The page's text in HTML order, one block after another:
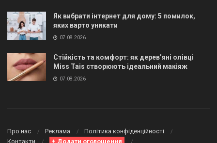
Як вибрати інтернет для дому: 5 помилок,
яких варто уникати
07.08.2026
Стійкість та комфорт: як дерев’яні олівці
Miss Tais створюють ідеальний макіяж
07.08.2026
Про нас Реклама
Політика конфіденційності
Контакти
+ Додати оголошення